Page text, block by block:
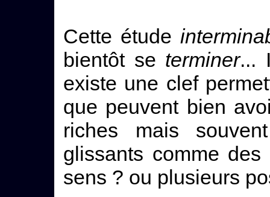
Cette étude
bientôt se terminer...
existe une clef
que peuvent bien
riches mais
glissants comme
sens ? ou plusieurs